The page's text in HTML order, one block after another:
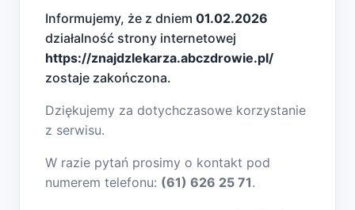
Informujemy, że z dniem 01.02.2026
działalność strony internetowej
https://znajdzlekarza.abczdrowie.pl/
zostaje zakończona.
Dziękujemy za dotychczasowe korzystanie
z serwisu.
W razie pytań prosimy o kontakt pod
numerem telefonu: (61) 626 25 71.